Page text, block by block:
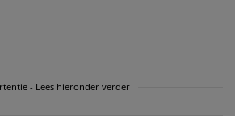
- Lees hieronder verder